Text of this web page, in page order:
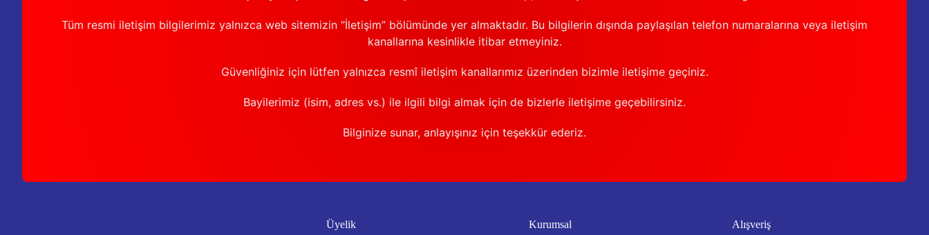
Tüm resmi iletişim bilgilerimiz yalnızca web sitemizin “İletişim” bölümünde yer almaktadır. Bu bilgilerin dışında paylaşılan telefon numaralarına veya iletişim
kanallarına kesinlikle itibar etmeyiniz.
Güvenliğiniz için lütfen yalnızca resmî iletişim kanallarımız üzerinden bizimle iletişime geçiniz.
Bayilerimiz (isim, adres vs.) ile ilgili bilgi almak için de bizlerle iletişime geçebilirsiniz.
Bilginize sunar, anlayışınız için teşekkür ederiz.
Üyelik Kurumsal Alışveriş